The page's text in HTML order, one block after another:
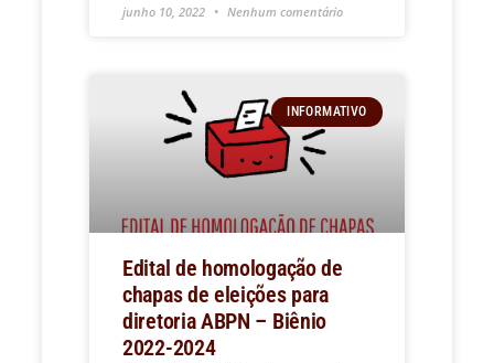
junho 10, 2022 Nenhum comentário
INFORMATIVO
Edital de homologação de
chapas de eleições para
diretoria ABPN – Biênio
2022-2024